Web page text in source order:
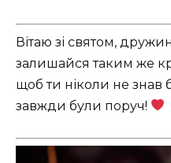
Вітаю зі святом,
залишайся таким же
щоб ти ніколи не знав
завжди були поруч!